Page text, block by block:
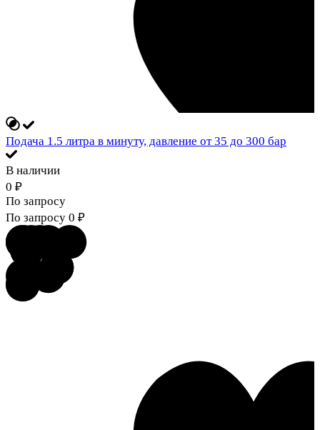
Подача 1.5 литра в минуту, давление от 35 до 300 бар
В наличии
0 ₽
По запросу
По запросу 0 ₽